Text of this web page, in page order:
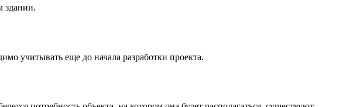
здании.
учитывать еще до начала разработки проекта.